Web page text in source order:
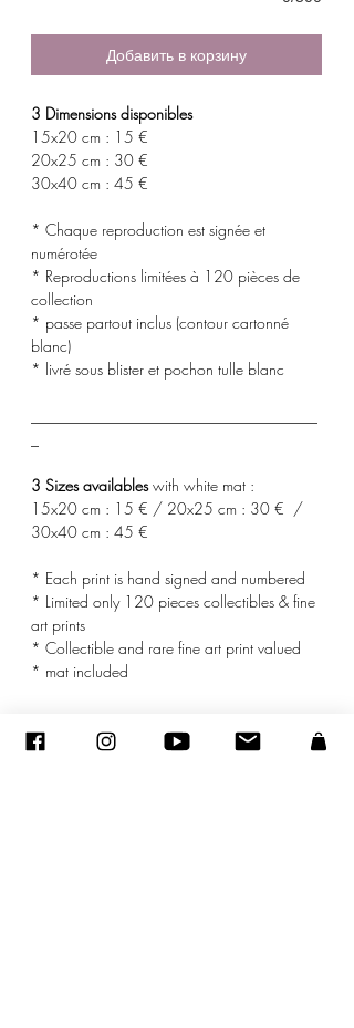
Добавить в корзину
3 Dimensions disponibles
15x20 cm : 15 €
20x25 cm : 30 €
30x40 cm : 45 €
* Chaque reproduction est signée et
numérotée
* Reproductions limitées à 120 pièces de
collection
* passe partout inclus (contour cartonné
blanc)
* livré sous blister et pochon tulle blanc
3 Sizes availableswith white mat :
15x20 cm : 15 € / 20x25 cm : 30 € /
30x40 cm : 45 €
* Each print is hand signed and numbered
* Limited only 120 pieces collectibles & fine
art prints
* Collectible and rare fine art print valued
* mat included